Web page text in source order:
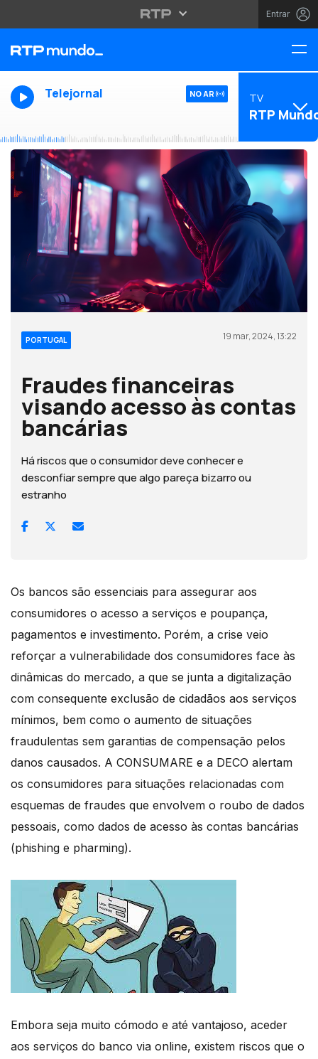
Entrar
Telejornal NO AR TV
RTP
PORTUGAL 19 mar, 2024, 13:22
Fraudes financeiras
visando acesso às contas
bancárias
Há riscos que o consumidor deve conhecer e
desconfiar sempre que algo pareça bizarro ou
estranho
Os bancos são essenciais para assegurar aos
consumidores o acesso a serviços e poupança,
pagamentos e investimento. Porém, a crise veio
reforçar a vulnerabilidade dos consumidores face às
dinâmicas do mercado, a que se junta a digitalização
com consequente exclusão de cidadãos aos serviços
mínimos, bem como o aumento de situações
fraudulentas sem garantias de compensação pelos
danos causados. A CONSUMARE e a DECO alertam
os consumidores para situações relacionadas com
esquemas de fraudes que envolvem o roubo de dados
pessoais, como dados de acesso às contas bancárias
(phishing e pharming).
Embora seja muito cómodo e até vantajoso, aceder
aos serviços do banco via online, existem riscos que o